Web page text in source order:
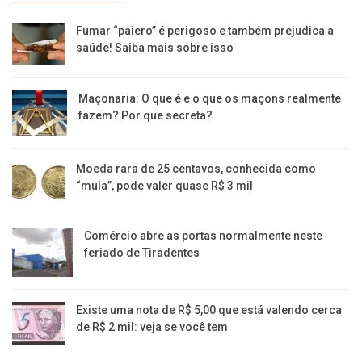
Fumar “paiero” é perigoso e também prejudica a
saúde! Saiba mais sobre isso
Maçonaria: O que é e o que os maçons realmente
fazem? Por que secreta?
Moeda rara de 25 centavos, conhecida como
“mula”, pode valer quase R$ 3 mil
Comércio abre as portas normalmente neste
feriado de Tiradentes
Existe uma nota de R$ 5,00 que está valendo cerca
de R$ 2 mil: veja se você tem